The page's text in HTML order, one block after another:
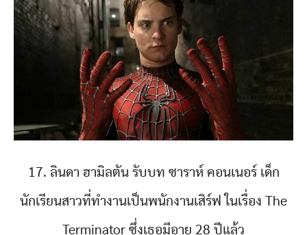
17. ลินดา ฮามิลตัน รับบท ซาราห์ คอนเนอร์ เด็ก
นักเรียนสาวที่ทำงานเป็นพนักงานเสิร์ฟ ในเรื่อง The
Terminator ซึ่งเธอมีอายุ 28 ปีแล้ว